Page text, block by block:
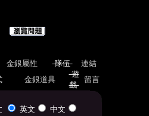
金銀屬性 隊伍
連結
金銀道具
遊
戲
留言
英文 中文